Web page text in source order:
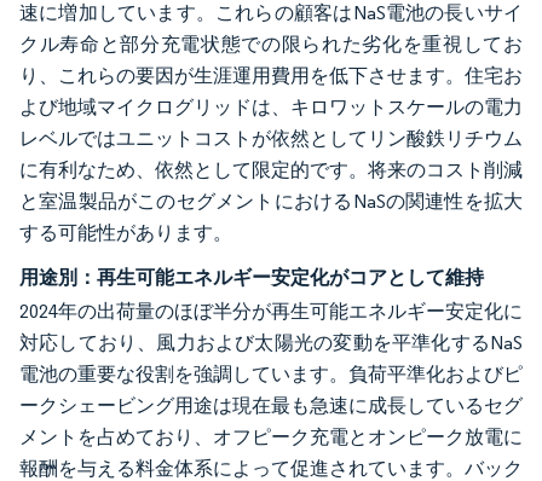
速に増加しています。これらの顧客はNaS電池の長いサイ
クル寿命と部分充電状態での限られた劣化を重視してお
り、これらの要因が生涯運用費用を低下させます。住宅お
よび地域マイクログリッドは、キロワットスケールの電力
レベルではユニットコストが依然としてリン酸鉄リチウム
に有利なため、依然として限定的です。将来のコスト削減
と室温製品がこのセグメントにおけるNaSの関連性を拡大
する可能性があります。
用途別：再生可能エネルギー安定化がコアとして維持
2024年の出荷量のほぼ半分が再生可能エネルギー安定化に
対応しており、風力および太陽光の変動を平準化するNaS
電池の重要な役割を強調しています。負荷平準化およびピ
ークシェービング用途は現在最も急速に成長しているセグ
メントを占めており、オフピーク充電とオンピーク放電に
報酬を与える料金体系によって促進されています。バック